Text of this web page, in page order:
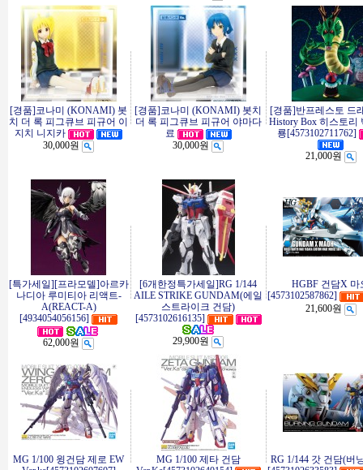
[경품]코나미 (KONAMI) 봇
치 더 록 피그큐브 피규어 이
지치 니지카
30,000원
[경품]코나미 (KONAMI) 봇치
더 록 피그큐브 피규어 야마다
료
30,000원
[경품]반프레스토 드
History Box 히스토리
룡[4573102711762]
21,000원
[특가세일][프라모델]아르카
나디아 루미티아 리액트-
A(REACT-A)
[4934054056156]
62,000원
[6개한정특가세일]RG 1/144
AILE STRIKE GUNDAM(에일
스트라이크 건담)
[4573102616135]
29,900원
HGBF 건담X 마
[4573102587862]
21,600원
MG 1/100 윙건담 제로 EW
MG 1/100 제타 건담
RG 1/144 갓 건담(버